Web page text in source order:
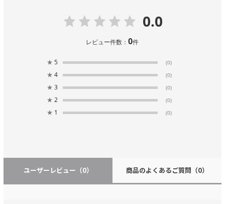
0.0
レビュー件数：0件
★ 5 (0)
★ 4 (0)
★ 3 (0)
★ 2 (0)
★ 1 (0)
ユーザーレビュー （0） 商品のよくあるご質問 （0）